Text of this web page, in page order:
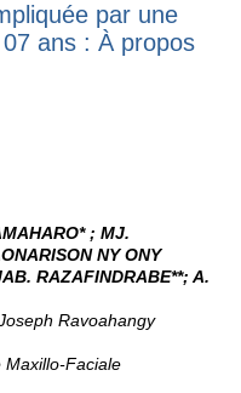
par une
ans : À propos
; MJ.
NY ONY
RAZAFINDRABE**; A.
Ravoahangy
Maxillo-Faciale